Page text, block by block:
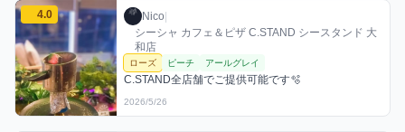
Nicoのローズミックスを見る
4.0 Nico / お店シーシャ / 2026年5月26日
Nico|
シーシャ カフェ＆ピザ C.STAND シースタンド 大
和店
利用フレーバー
ローズ ピーチ アールグレイ
コメント
C.STAND全店舗でご提供可能です🫧‪
評価
2026/5/26